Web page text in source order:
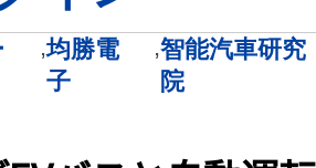
,均勝電
子
,智能汽車研究
院